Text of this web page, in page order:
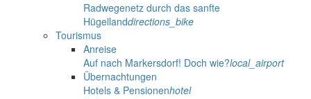
Radwegenetz durch das sanfte
Hügellanddirections_bike
Tourismus
Anreise
Auf nach Markersdorf! Doch wie?local_airport
Übernachtungen
Hotels & Pensionenhotel